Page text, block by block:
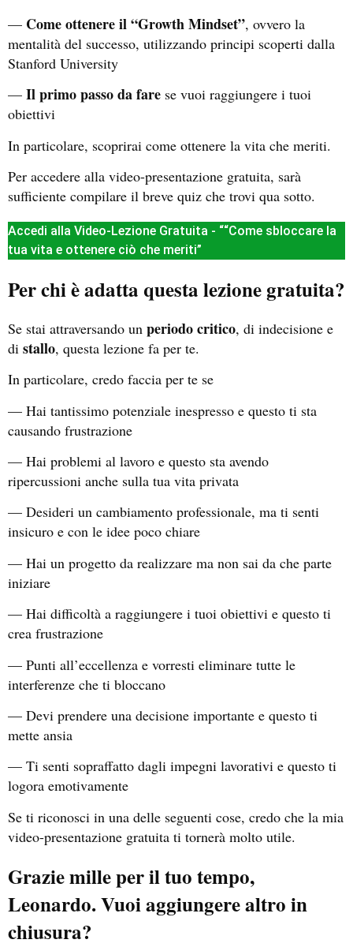
— Come ottenere il “Growth Mindset”, ovvero la
mentalità del successo, utilizzando principi scoperti dalla
Stanford University
— Il primo passo da fare se vuoi raggiungere i tuoi
obiettivi
In particolare, scoprirai come ottenere la vita che meriti.
Per accedere alla video-presentazione gratuita, sarà
sufficiente compilare il breve quiz che trovi qua sotto.
Accedi alla Video-Lezione Gratuita - ““Come sbloccare la
tua vita e ottenere ciò che meriti”
Per chi è adatta questa lezione gratuita?
Se stai attraversando un periodo critico, di indecisione e
di stallo, questa lezione fa per te.
In particolare, credo faccia per te se
— Hai tantissimo potenziale inespresso e questo ti sta
causando frustrazione
— Hai problemi al lavoro e questo sta avendo
ripercussioni anche sulla tua vita privata
— Desideri un cambiamento professionale, ma ti senti
insicuro e con le idee poco chiare
— Hai un progetto da realizzare ma non sai da che parte
iniziare
— Hai difficoltà a raggiungere i tuoi obiettivi e questo ti
crea frustrazione
— Punti all’eccellenza e vorresti eliminare tutte le
interferenze che ti bloccano
— Devi prendere una decisione importante e questo ti
mette ansia
— Ti senti sopraffatto dagli impegni lavorativi e questo ti
logora emotivamente
Se ti riconosci in una delle seguenti cose, credo che la mia
video-presentazione gratuita ti tornerà molto utile.
Grazie mille per il tuo tempo,
Leonardo. Vuoi aggiungere altro in
chiusura?